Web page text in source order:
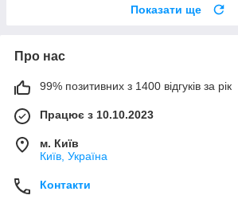
Показати ще
Про нас
99% позитивних з 1400 відгуків за рік
Працює з 10.10.2023
м. Київ
Київ, Україна
Контакти